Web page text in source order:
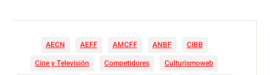
AECN AEFF AMCFF ANBF
CIBB
Cine y Televisión
Competidores
Culturismoweb